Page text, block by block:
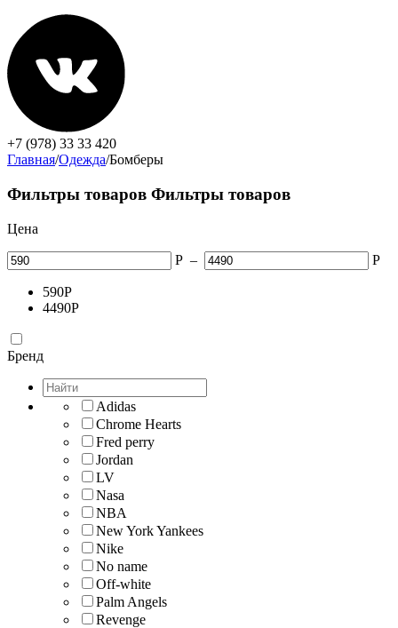
+7 (978) 33 33 420
Главная/Одежда/Бомберы
Фильтры товаров Фильтры товаров
Цена
Р – Р
590Р
4490Р
Бренд
Adidas
Chrome Hearts
Fred perry
Jordan
LV
Nasa
NBA
New York Yankees
Nike
No name
Off-white
Palm Angels
Revenge